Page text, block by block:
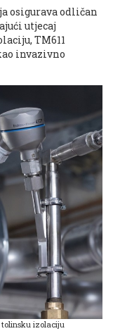
osigurava odličan
utjecaj
TM611
invazivno
izolaciju